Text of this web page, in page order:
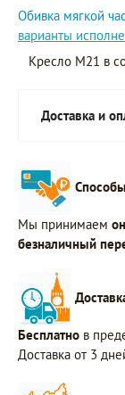
Обивка мягкой
варианты
Кресло M21 в
Доставка и
Мы принимаем
безналичный
Бесплатно в
Доставка от 3